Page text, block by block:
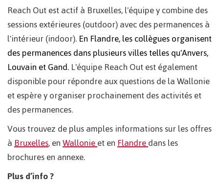
Reach Out est actif à Bruxelles, l'équipe y combine des
sessions extérieures (outdoor) avec des permanences à
l'intérieur (indoor).En Flandre, les collègues organisent
des permanences dans plusieurs villes telles qu'Anvers,
Louvain et Gand.L'équipe Reach Out est également
disponible pour répondre aux questions de la Wallonie
et espère y organiser prochainement des activités et
des permanences.
Vous trouvez de plus amples informations sur les offres
àBruxelles, enWallonieet enFlandredans les
brochures en annexe.
Plus d’info ?